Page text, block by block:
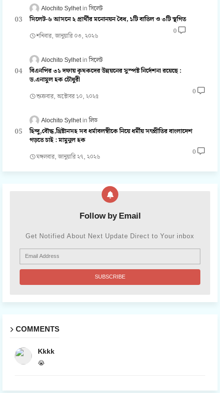
Alochito Sylhet সিলেট
সিলেট-৬ আসনে ২ প্রার্থীর মনোনয়ন বৈধ, ১টি বাতিল ও ৩টি স্থগিত
শনিবার, জানুয়ারি ০৩, ২০২৬
0
Alochito Sylhet সিলেট
বিএনপির ৩১ দফায় কৃষকদের উন্নয়নের সুস্পষ্ট নির্দেশনা রয়েছে :
ড.এনামুল হক চৌধুরী
শুক্রবার, অক্টোবর ১০, ২০২৫
0
Alochito Sylhet লিড
হিন্দু,বৌদ্ধ,খ্রিষ্টানসহ সব ধর্মাবলম্বীকে নিয়ে ধর্মীয় সম্প্রীতির বাংলাদেশ
গড়তে চাই : মামুনুল হক
মঙ্গলবার, জানুয়ারি ২৭, ২০২৬
0
Follow by Email
Get Notified About Next Update Direct to Your inbox
COMMENTS
Kkkk
😭